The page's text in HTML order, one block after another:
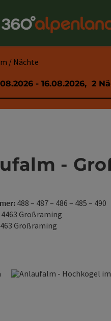
der Website
Reisezeitraum / Nächte
- 16.08.2026, 2
-
488 – 487 – 486 – 485 – 490
4463 Großraming
Großraming
öffnen